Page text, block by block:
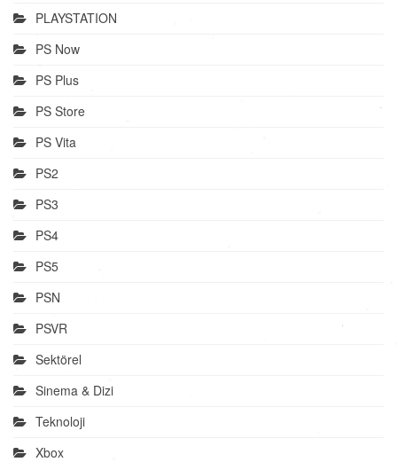
PLAYSTATION
PS Now
PS Plus
PS Store
PS Vita
PS2
PS3
PS4
PS5
PSN
PSVR
Sektörel
Sinema & Dizi
Teknoloji
Xbox